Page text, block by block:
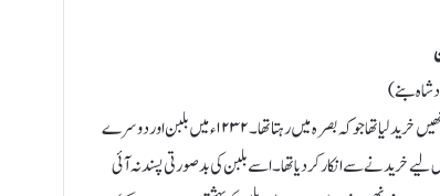
بنے)
بلبن کو منگویوں نے گرفتار کرکے اپنا غلام بنالیا تھا۔ منگویوں سے ایک شخص جمال الدین نے انھیں خرید لیا تھا جو کہ بصرہ میں رہتا تھا۔ ۱۲۳۲ء میں بلبن اور دوسرے
خریدنے سے انکار کردیا تھا۔ اسے بلبن کی بدصورتی پسند نہ آئی